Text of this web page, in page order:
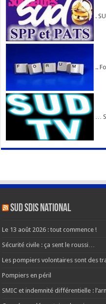
.
..
…
SUD SDIS national
Le 13 août 2026 : tout commence !
Sécurité civile : ça sent le roussi…
Les pompiers volontaires sont des
Pompiers en péril
SMIC et indemnité différentielle :